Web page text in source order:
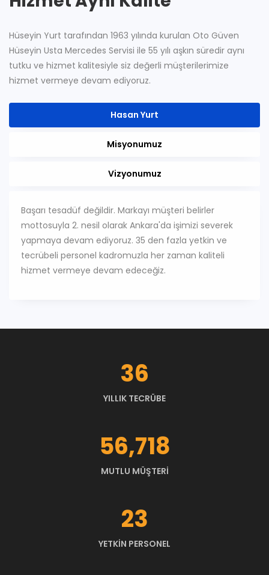
Hüseyin Yurt tarafından 1963 yılında kurulan Oto Güven
Hüseyin Usta Mercedes Servisi ile 55 yılı aşkın süredir aynı
tutku ve hizmet kalitesiyle siz değerli müşterilerimize
hizmet vermeye devam ediyoruz.
Hasan Yurt
Misyonumuz
Vizyonumuz
Başarı tesadüf değildir. Markayı müşteri belirler
mottosuyla 2. nesil olarak Ankara'da işimizi severek
yapmaya devam ediyoruz. 35 den fazla yetkin ve
tecrübeli personel kadromuzla her zaman kaliteli
hizmet vermeye devam edeceğiz.
45
YILLIK TECRÜBE
70,271
MUTLU MÜŞTERI
29
YETKIN PERSONEL